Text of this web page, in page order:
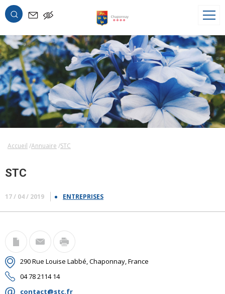
OK
Accueil Annuaire STC
STC
17 / 04 / 2019 ENTREPRISES
290 Rue Louise Labbé, Chaponnay, France
04 78 2114 14
contact@stc.fr